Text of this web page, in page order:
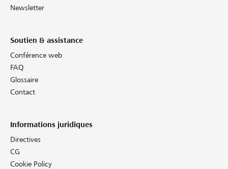
Newsletter
Soutien & assistance
Conférence web
FAQ
Glossaire
Contact
Informations juridiques
Directives
CG
Cookie Policy